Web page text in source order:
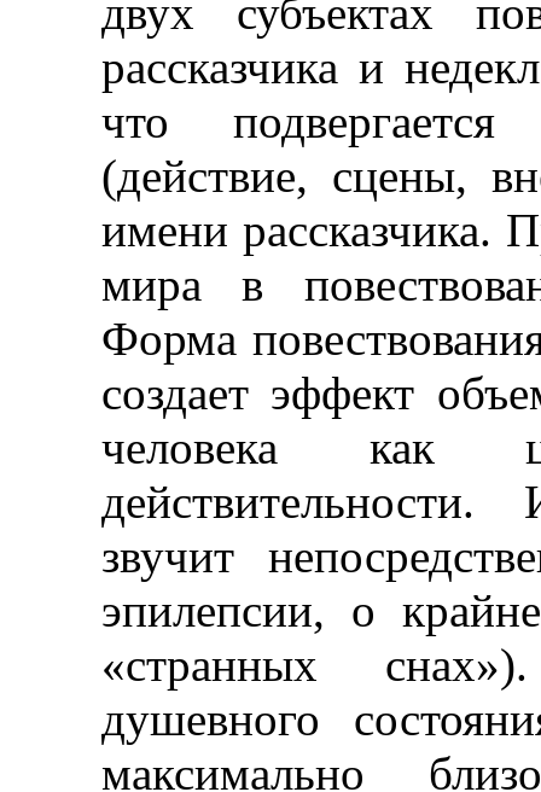
двух субъектах
рассказчика и
что
(действие, сцены,
имени рассказчика.
мира в
Форма
создает эффект
человека как
звучит
эпилепсии, о
«странных
душевного
максимально